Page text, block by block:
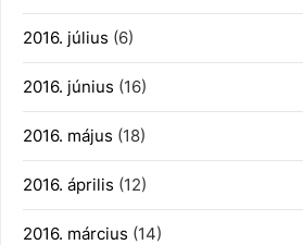
2016. július (6)
2016. június (16)
2016. május (18)
2016. április (12)
2016. március (14)